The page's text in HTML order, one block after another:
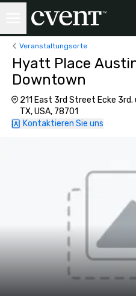
Veranstaltungsorte
Hyatt Place
Downtown
211 East 3rd Street Ecke
TX, USA, 78701
Kontaktieren Sie uns